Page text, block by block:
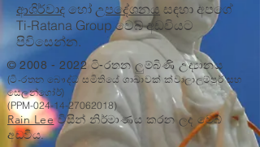
ආශිර්වාද හෝ උපදේශනය සඳහා අපගේ
Ti-Ratana Group වෙබ් අඩවියට
පිවිසෙන්න.
©2008 - 2022 ටි-රතන ලුම්බිණි උද්‍යානය
(ටි-රතන බෞද්ධ සමිතියේ ශාඛාවක් ක්වාලාලම්පූර් සහ
සෙලන්ගෝර්)
(PPM-024-14-27062018)
Rain Leeවිසින් නිර්මාණය කරන ලද වෙබ්
අඩවිය.